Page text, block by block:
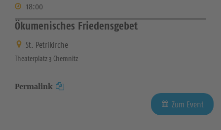
18:00
Ökumenisches Friedensgebet
St. Petrikirche
Theaterplatz 3 Chemnitz
Permalink
Zum Event